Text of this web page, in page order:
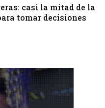
casi la mitad de la
tomar decisiones